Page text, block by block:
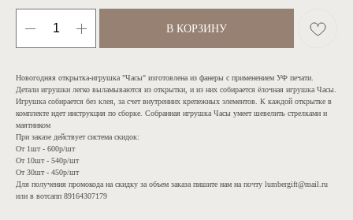
В КОРЗИНУ
Новогодняя открытка-игрушка "Часы" изготовлена из фанеры с применением УФ печати.
Детали игрушки легко выламываются из открытки, и из них собирается ёлочная игрушка Часы.
Игрушка собирается без клея, за счет внутренних крепежных элементов. К каждой открытке в
комплекте идет инструкция по сборке. Собранная игрушка Часы умеет шевелить стрелками и
маятником
При заказе действует система скидок:
От 1шт - 600р/шт
От 10шт - 540р/шт
От 30шт - 450р/шт
Для получения промокода на скидку за объем заказа пишите нам на почту lumbergift@mail.ru
или в вотсапп 89164307179